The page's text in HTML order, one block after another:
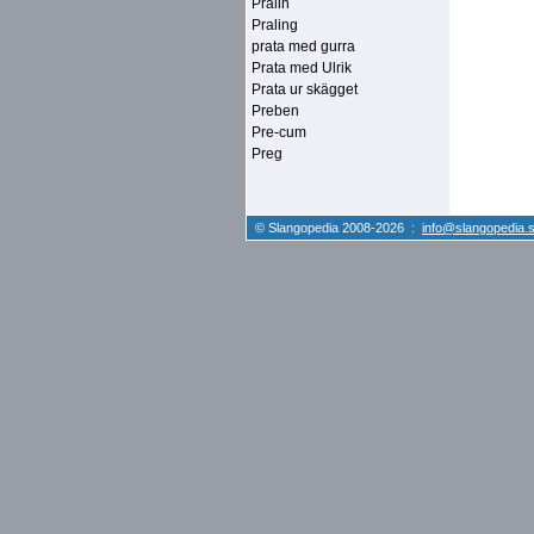
Pralin
Praling
prata med gurra
Prata med Ulrik
Prata ur skägget
Preben
Pre-cum
Preg
© Slangopedia 2008-2026 :